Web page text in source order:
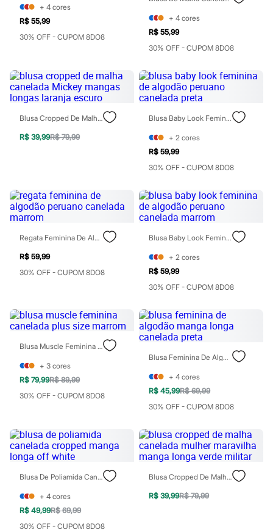
Infantil
Em alta
Arrumadinho para os meninos
Romântico para as meninas
Roupas menina
0 a 24 meses
1 a 5 anos
4 a 12 anos
10 a 16 anos
Roupas menino
0 a 24 meses
Recém-nascido
Bolsas e Mochilas
Chapéus
Calçados
Botas
Chinelos
Pantufas
Rasteirinhas
Sandálias
Marcas
Baby Club
Fifteen
Miss Fifteen
Moda íntima
Calcinhas
Cuecas
Meias
Biquínis e Maiôs
Blusas de proteção
Sungas
Personagens
Bluey
Hello Kitty
Homem Aranha
+ 4 cores
R$ 55,99
30% OFF - CUPOM 8DO8
+ 4 cores
R$ 55,99
30% OFF - CUPOM 8DO8
Blusa Cropped De Malha Canelada Mickey Mangas Longas Laranja Escuro
R$ 39,99R$ 79,99
Blusa Baby Look Feminina De Algodão Peruano Canelada Preta
+ 2 cores
R$ 59,99
30% OFF - CUPOM 8DO8
Regata Feminina De Algodão Peruano Canelada Marrom
R$ 59,99
30% OFF - CUPOM 8DO8
Blusa Baby Look Feminina De Algodão Peruano Canelada Marrom
+ 2 cores
R$ 59,99
30% OFF - CUPOM 8DO8
Blusa Muscle Feminina Canelada Plus Size Marrom
+ 3 cores
R$ 79,99R$ 89,99
30% OFF - CUPOM 8DO8
Blusa Feminina De Algodão Manga Longa Canelada Preta
+ 4 cores
R$ 45,99R$ 69,99
30% OFF - CUPOM 8DO8
Blusa De Poliamida Canelada Cropped Manga Longa Off White
+ 4 cores
R$ 49,99R$ 69,99
30% OFF - CUPOM 8DO8
Blusa Cropped De Malha Canelada Mulher Maravilha Manga Longa Verde Militar
R$ 39,99R$ 79,99